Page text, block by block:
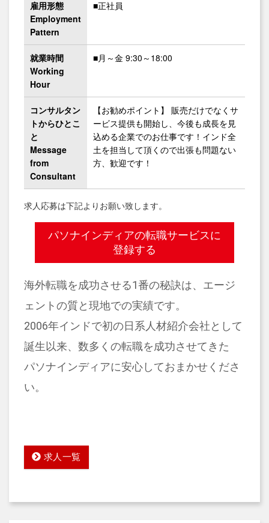
雇用形態
Employment
Pattern
■正社員
就業時間
Working
Hour
■月～金 9:30～18:00
コンサルタン
トからひとこ
と
Message
from
Consultant
【お勧めポイント】 販売だけでなくサ
ービス提供も開始し、今後も成長を見
込める企業でのお仕事です！インド全
土を担当して頂くので出張も問題ない
方、歓迎です！
求人応募は下記よりお願い致します。
パソナインディアの転職サービスに
登録する
海外転職を成功させる1番の秘訣は、エージ
ェントの質と現地での実績です。
2006年インドで初の日系人材紹介会社として
誕生以来、数多くの転職を成功させてきた
パソナインディアに安心しておまかせくださ
い。
求人一覧